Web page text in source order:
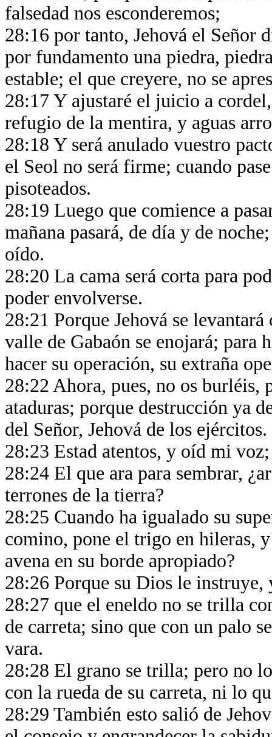
falsedad nos esconderemos;
28:16 por tanto, Jehová el Señor
por fundamento una piedra,
estable; el que creyere, no se
28:17 Y ajustaré el juicio a
refugio de la mentira, y aguas
28:18 Y será anulado vuestro
el Seol no será firme; cuando
pisoteados.
28:19 Luego que comience a
mañana pasará, de día y de
oído.
28:20 La cama será corta para
poder envolverse.
28:21 Porque Jehová se
valle de Gabaón se enojará; para
hacer su operación, su extraña
28:22 Ahora, pues, no os burléis,
ataduras; porque destrucción ya
del Señor, Jehová de los ejércitos.
28:23 Estad atentos, y oíd mi
28:24 El que ara para sembrar,
terrones de la tierra?
28:25 Cuando ha igualado su
comino, pone el trigo en hileras,
avena en su borde apropiado?
28:26 Porque su Dios le
28:27 que el eneldo no se trilla
de carreta; sino que con un palo
vara.
28:28 El grano se trilla; pero no
con la rueda de su carreta, ni lo
28:29 También esto salió de